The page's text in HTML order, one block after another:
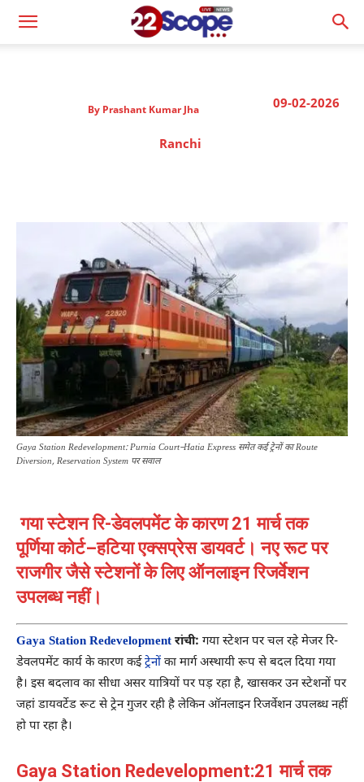
09-02-2026
By Prashant Kumar Jha
Ranchi
Gaya Station Redevelopment: Purnia Court–Hatia Express समेत कई ट्रेनों का Route
Diversion, Reservation System पर सवाल
गया स्टेशन रि-डेवलपमेंट के कारण 21 मार्च तक
पूर्णिया कोर्ट–हटिया एक्सप्रेस डायवर्ट। नए रूट पर
राजगीर जैसे स्टेशनों के लिए ऑनलाइन रिजर्वेशन
उपलब्ध नहीं।
Gaya Station Redevelopment रांची: गया स्टेशन पर चल रहे मेजर रि-
डेवलपमेंट कार्य के कारण कईट्रेनोंका मार्ग अस्थायी रूप से बदल दिया गया
है। इस बदलाव का सीधा असर यात्रियों पर पड़ रहा है, खासकर उन स्टेशनों पर
जहां डायवर्टेड रूट से ट्रेन गुजर रही है लेकिन ऑनलाइन रिजर्वेशन उपलब्ध नहीं
हो पा रहा है।
Gaya Station Redevelopment:21 मार्च तक